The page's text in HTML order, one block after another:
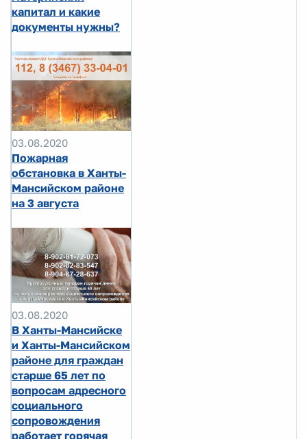
капитал и какие
документы нужны?
03.08.2020
Пожарная
обстановка в Ханты-
Мансийском районе
на 3 августа
03.08.2020
В Ханты-Мансийске
и Ханты-Мансийском
районе для граждан
старше 65 лет по
вопросам адресного
социального
сопровождения
работает горячая